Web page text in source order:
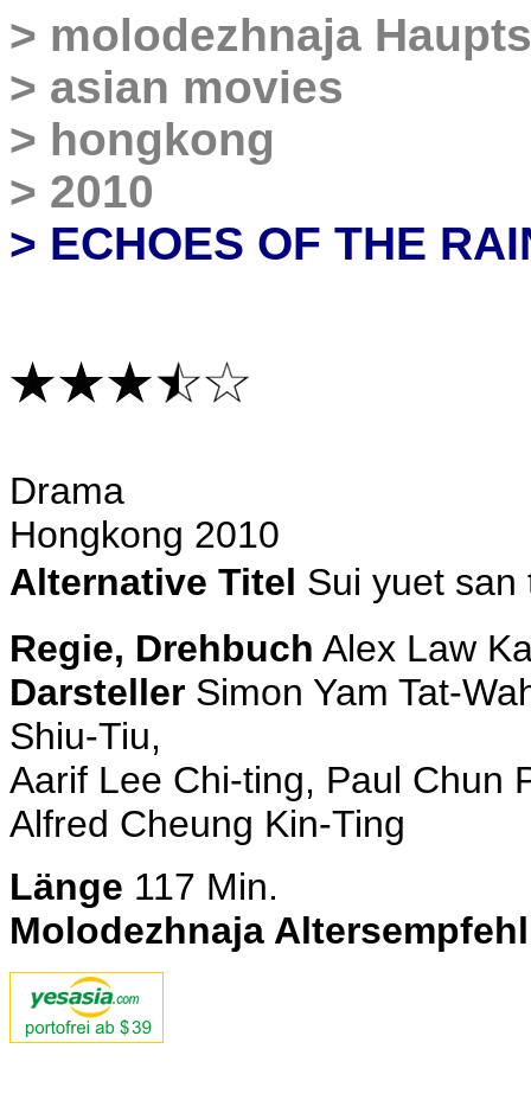
> molodezhnaja
> asian movies
> hongkong
> 2010
> ECHOES OF THE
Drama
Hongkong 2010
Alternative Titel Sui yuet san
Regie, Drehbuch Alex Law
Darsteller Simon Yam Tat-
Shiu-Tiu,
Aarif Lee Chi-ting, Paul Chun
Alfred Cheung Kin-Ting
Länge 117 Min.
Molodezhnaja